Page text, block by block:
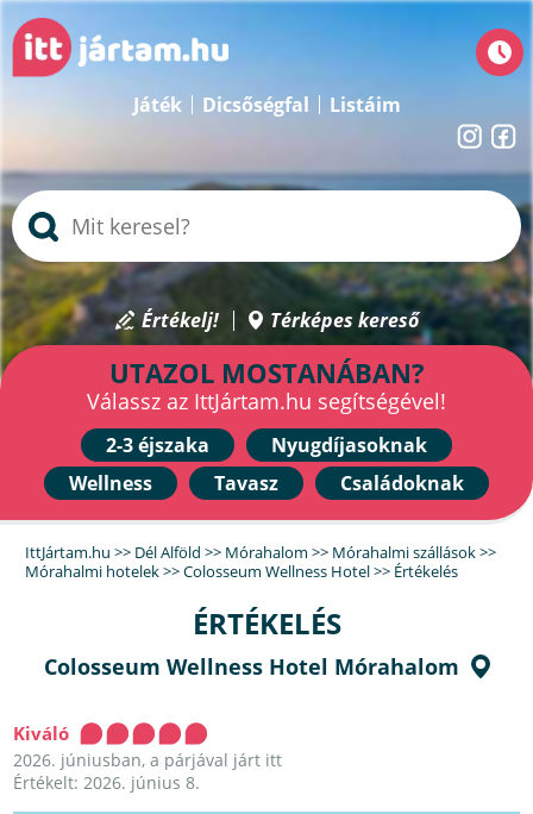
Játék Dicsőségfal Listáim
Értékelj! Térképes kereső
UTAZOL MOSTANÁBAN?
Válassz az IttJártam.hu segítségével!
2-3 éjszaka
Nyugdíjasoknak
Wellness
Tavasz Családoknak
IttJártam.hu >> Dél Alföld >> Mórahalom >> Mórahalmi szállások>>
Mórahalmi hotelek>>Colosseum Wellness Hotel>> Értékelés
ÉRTÉKELÉS
Colosseum Wellness Hotel Mórahalom
Kiváló
2026. júniusban, a párjával járt itt
Értékelt: 2026. június 8.